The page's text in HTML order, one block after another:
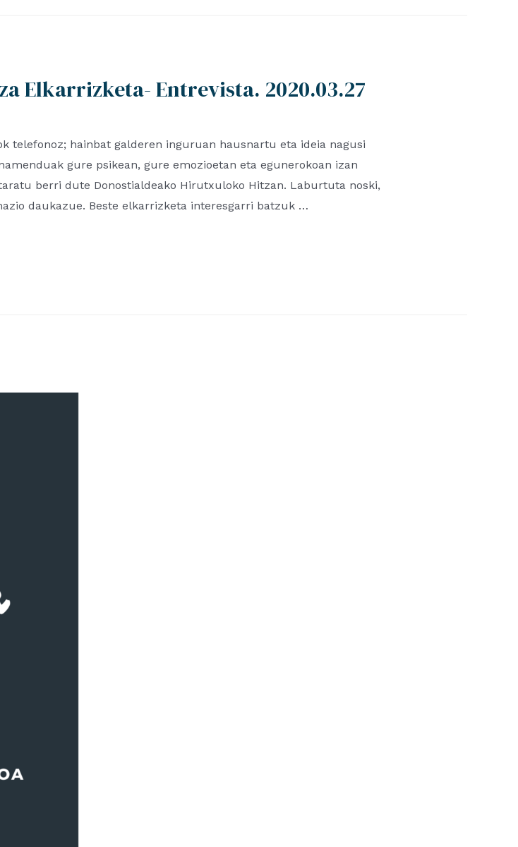
Elkarrizketa- Entrevista. 2020.03.27
telefonoz; hainbat galderen inguruan hausnartu eta ideia nagusi
gure psikean, gure emozioetan eta egunerokoan izan
berri dute Donostialdeako Hirutxuloko Hitzan. Laburtuta noski,
daukazue. Beste elkarrizketa interesgarri batzuk …